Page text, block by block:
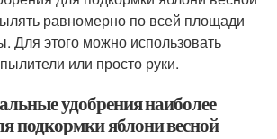
равномерно по всей площади
Для этого можно использовать
или просто руки.
удобрения наиболее
подкормки яблони весной